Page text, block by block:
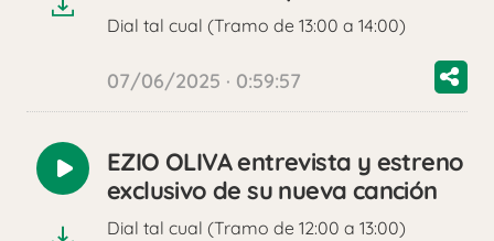
Dial tal cual (Tramo de 13:00 a 14:00)
07/06/2025 · 0:59:57
Reproducir
audio
EZIO OLIVA entrevista y estreno
exclusivo de su nueva canción
Dial tal cual (Tramo de 12:00 a 13:00)